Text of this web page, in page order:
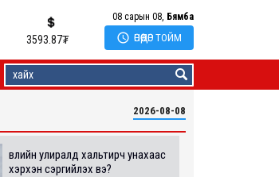
3593.87₮
08 сарын 08, Бямба
 ӨНӨӨДӨР ТОЙМ
2026-08-08
Өвлийн улиралд хальтирч унахаас
хэрхэн сэргийлэх вэ?